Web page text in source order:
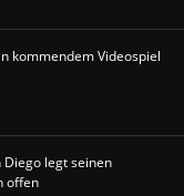
kommendem Videospiel
Diego legt seinen
offen